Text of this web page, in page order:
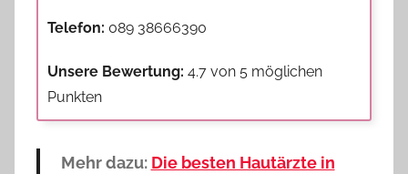
Telefon: 089 38666390
Unsere Bewertung: 4.7 von 5 möglichen
Punkten
Mehr dazu: Die besten Hautärzte in